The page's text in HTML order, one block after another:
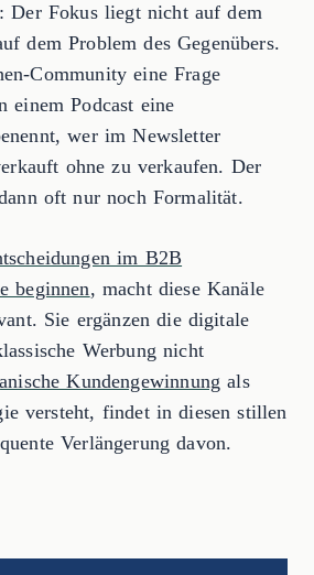
: Der Fokus liegt nicht auf dem
dem Problem des Gegenübers.
Community eine Frage
einem Podcast eine
wer im Newsletter
ohne zu verkaufen. Der
oft nur noch Formalität.
im B2B
beginnen, macht diese Kanäle
Sie ergänzen die digitale
Werbung nicht
Kundengewinnung als
versteht, findet in diesen stillen
Verlängerung davon.